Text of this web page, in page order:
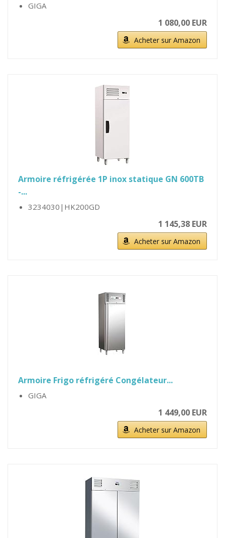
GIGA
1 080,00 EUR
Acheter sur Amazon
Armoire réfrigérée 1P inox statique GN 600TB
-...
3234030|HK200GD
1 145,38 EUR
Acheter sur Amazon
Armoire Frigo réfrigéré Congélateur...
GIGA
1 449,00 EUR
Acheter sur Amazon